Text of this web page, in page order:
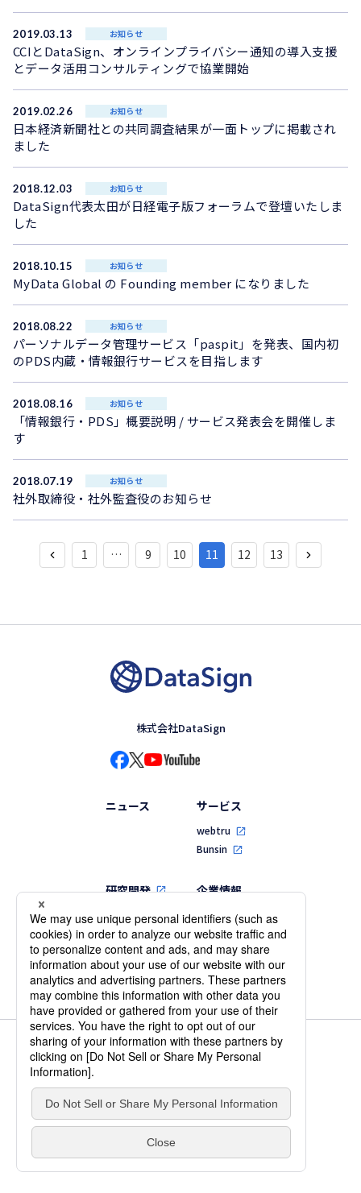
2019.03.13 お知らせ
CCIとDataSign、オンラインプライバシー通知の導入支援
とデータ活用コンサルティングで協業開始
2019.02.26 お知らせ
日本経済新聞社との共同調査結果が一面トップに掲載され
ました
2018.12.03 お知らせ
DataSign代表太田が日経電子版フォーラムで登壇いたしま
した
2018.10.15 お知らせ
MyData Global の Founding member になりました
2018.08.22 お知らせ
パーソナルデータ管理サービス「paspit」を発表、国内初
のPDS内蔵・情報銀行サービスを目指します
2018.08.16 お知らせ
「情報銀行・PDS」概要説明 / サービス発表会を開催しま
す
2018.07.19 お知らせ
社外取締役・社外監査役のお知らせ
1 … 9 10 11 12 13
株式会社DataSign
ニュース サービス
webtru
Bunsin
研究開発 企業情報
代表メッセージ
MVV・行動指針
会社概要・役員
一覧
沿革
個人情報保護方針 情報セキュリティ基本方針
IS 701231 / ISO 27001
© 2026 DataSign Inc. Allrights reserved.